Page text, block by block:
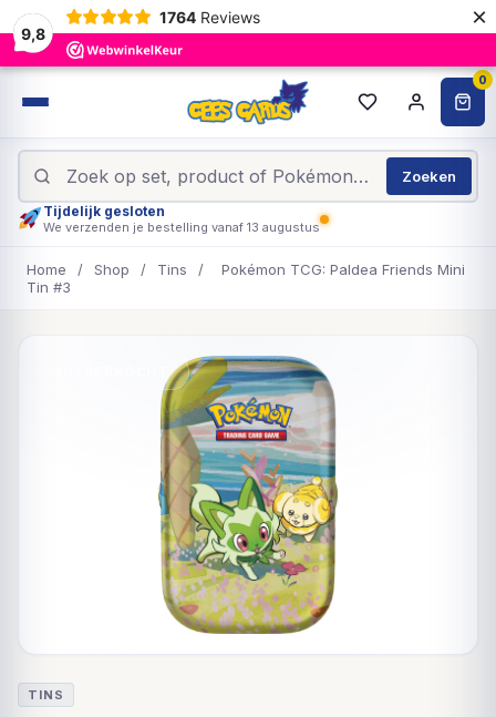
9,8
1764 Reviews ×
0
Zoeken
Tijdelijk gesloten
We verzenden je bestelling vanaf 13 augustus
Home / Shop / Tins /
Pokémon TCG: Paldea Friends Mini
Tin #3
TINS